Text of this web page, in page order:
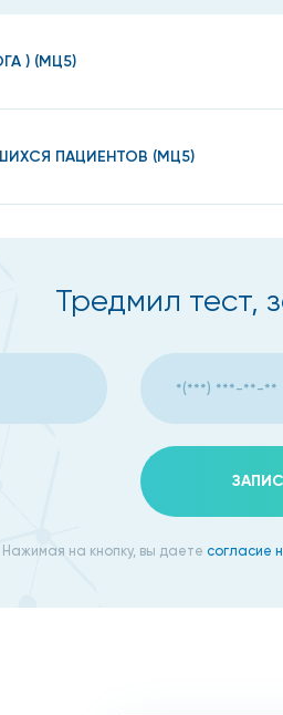
) (МЦ5)
ПАЦИЕНТОВ (МЦ5)
Тредмил тест,
Нажимая на кнопку, вы даете согласие